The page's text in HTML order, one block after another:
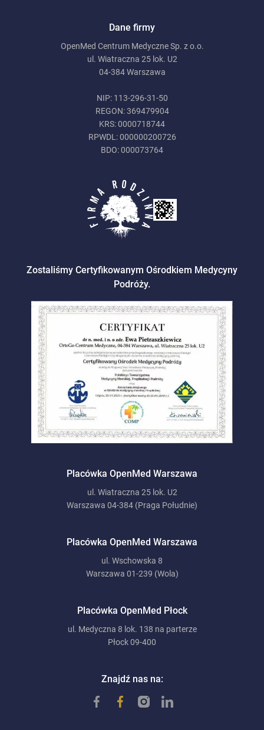
Dane firmy
OpenMed Centrum Medyczne Sp. z o.o.
ul. Wiatraczna 25 lok. U2
04-384 Warszawa
NIP: 113-296-31-50
REGON: 369479904
KRS: 0000718744
RPWDL: 000000200726
BDO: 000073764
Zostaliśmy Certyfikowanym Ośrodkiem Medycyny
Podróży.
Placówka OpenMed Warszawa
ul. Wiatraczna 25 lok. U2
Warszawa 04-384 (Praga Południe)
Placówka OpenMed Warszawa
ul. Wschowska 8
Warszawa 01-239 (Wola)
Placówka OpenMed Płock
ul. Medyczna 8 lok. 138 na parterze
Płock 09-400
Znajdź nas na: